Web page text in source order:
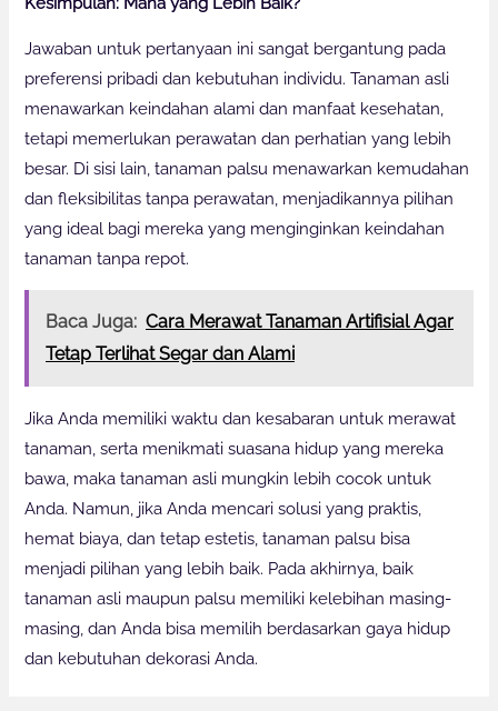
Jawaban untuk pertanyaan ini sangat bergantung pada
preferensi pribadi dan kebutuhan individu. Tanaman asli
menawarkan keindahan alami dan manfaat kesehatan,
tetapi memerlukan perawatan dan perhatian yang lebih
besar. Di sisi lain, tanaman palsu menawarkan kemudahan
dan fleksibilitas tanpa perawatan, menjadikannya pilihan
yang ideal bagi mereka yang menginginkan keindahan
tanaman tanpa repot.
Baca Juga: Cara Merawat Tanaman Artifisial Agar
Tetap Terlihat Segar dan Alami
Jika Anda memiliki waktu dan kesabaran untuk merawat
tanaman, serta menikmati suasana hidup yang mereka
bawa, maka tanaman asli mungkin lebih cocok untuk
Anda. Namun, jika Anda mencari solusi yang praktis,
hemat biaya, dan tetap estetis, tanaman palsu bisa
menjadi pilihan yang lebih baik. Pada akhirnya, baik
tanaman asli maupun palsu memiliki kelebihan masing-
masing, dan Anda bisa memilih berdasarkan gaya hidup
dan kebutuhan dekorasi Anda.